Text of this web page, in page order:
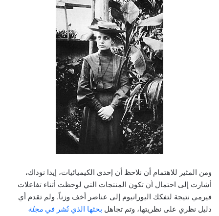
ومن المثير للاهتمام أن نلاحظ أن إحدى الكيميائيات، إيدا نوداك،
أشارت إلى احتمال أن تكون المنتجات التي لوحظت أثناء تفاعلات
فيرمي نتيجة لتفكك اليورانيوم إلى عناصر أخف وزناً. ولم تقدم أي
دليل نظري على نظريتها، وتم تجاهل بحثها الذي نُشر في مجلة